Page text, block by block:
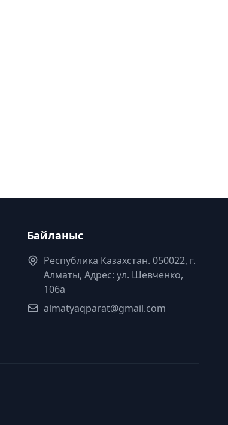
Байланыс
Республика Казахстан. 050022, г.
Алматы, Адрес: ул. Шевченко,
106а
almatyaqparat@gmail.com